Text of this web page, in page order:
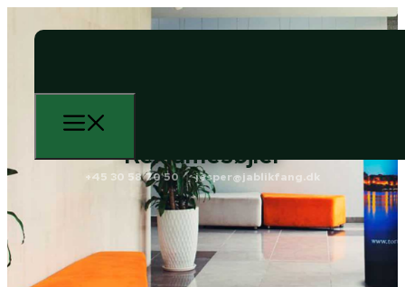
Reklamesøjler
+45 30 58 70 50 jesper@jablikfang.dk